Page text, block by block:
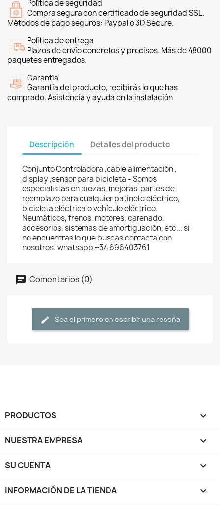
Política de seguridad
Compra segura con certificado de seguridad SSL.
Métodos de pago seguros: Paypal o 3D Secure.
Política de entrega
Plazos de envío concretos y precisos. Más de 48000
paquetes entregados.
Garantía
Garantía del producto, recibirás lo que has
comprado. Asistencia y ayuda en la instalación
Descripción Detalles del producto
Conjunto Controladora ,cable alimentación ,
display ,sensor para bicicleta - Somos
especialistas en piezas, mejoras, partes de
reemplazo para cualquier patinete eléctrico,
bicicleta eléctrica o vehículo eléctrico.
Neumáticos, frenos, motores, carenado,
accesorios, sistemas de amortiguación, etc... si
no encuentras lo que buscas contacta con
nosotros: whatsapp +34 696403761
Comentarios (0)
Sea el primero en escribir una reseña
PRODUCTOS 
NUESTRA EMPRESA 
SU CUENTA 
INFORMACIÓN DE LA TIENDA keyboard_arrow_down